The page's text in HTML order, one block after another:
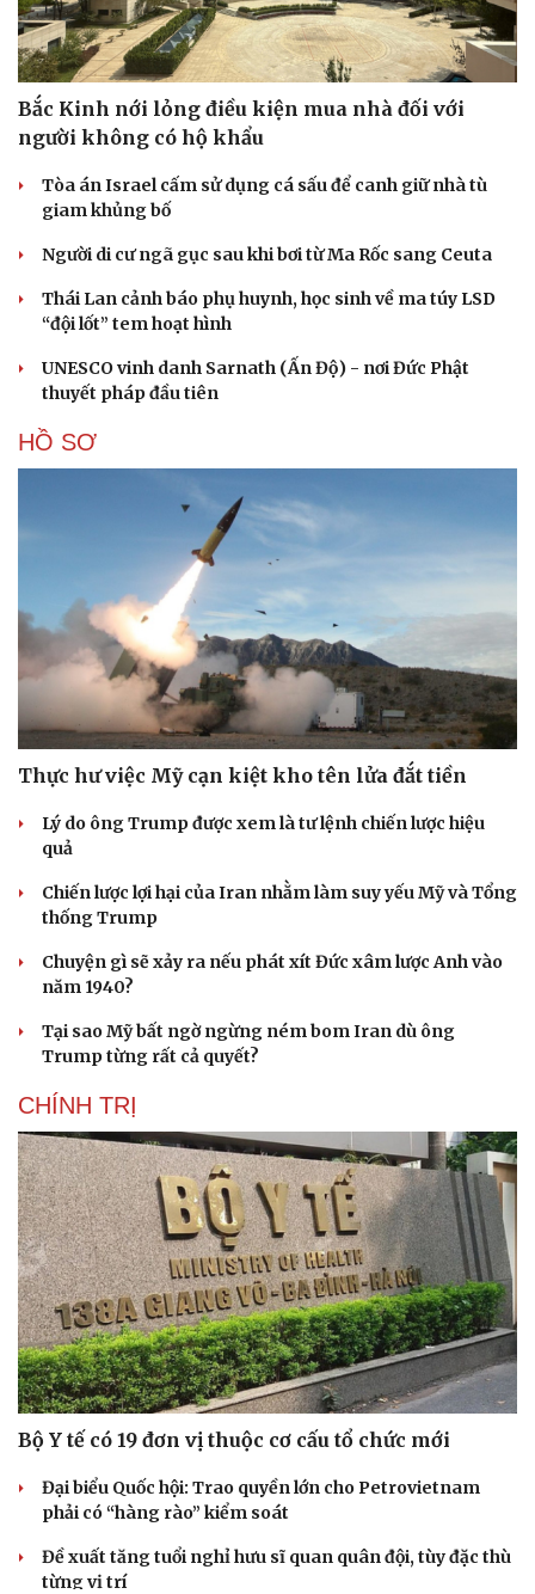
Cải chính
Bắc Kinh nới lỏng điều kiện mua nhà đối với
người không có hộ khẩu
Tòa án Israel cấm sử dụng cá sấu để canh giữ nhà tù
giam khủng bố
Người di cư ngã gục sau khi bơi từ Ma Rốc sang Ceuta
Thái Lan cảnh báo phụ huynh, học sinh về ma túy LSD
“đội lốt” tem hoạt hình
UNESCO vinh danh Sarnath (Ấn Độ) - nơi Đức Phật
thuyết pháp đầu tiên
HỒ SƠ
Thực hư việc Mỹ cạn kiệt kho tên lửa đắt tiền
Lý do ông Trump được xem là tư lệnh chiến lược hiệu
quả
Chiến lược lợi hại của Iran nhằm làm suy yếu Mỹ và Tổng
thống Trump
Chuyện gì sẽ xảy ra nếu phát xít Đức xâm lược Anh vào
năm 1940?
Tại sao Mỹ bất ngờ ngừng ném bom Iran dù ông
Trump từng rất cả quyết?
CHÍNH TRỊ
Bộ Y tế có 19 đơn vị thuộc cơ cấu tổ chức mới
Đại biểu Quốc hội: Trao quyền lớn cho Petrovietnam
phải có “hàng rào” kiểm soát
Đề xuất tăng tuổi nghỉ hưu sĩ quan quân đội, tùy đặc thù
từng vị trí